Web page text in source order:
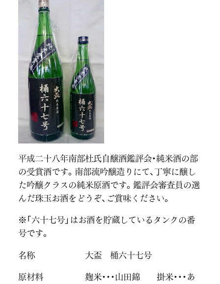
平成二十八年南部杜氏自醸酒鑑評会・純米酒の部
の受賞酒です。南部流吟醸造りにて、丁寧に醸し
た吟醸クラスの純米原酒です。鑑評会審査員の選
んだ珠玉お酒をどうぞ、ご賞味ください。
※「六十七号」はお酒を貯蔵しているタンクの番
号です。
名称 大盃 桶六十七号
原材料 麹米・・・山田錦 掛米・・・あ